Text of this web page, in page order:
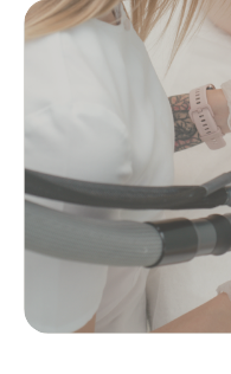
5 ДНЕЙ
до
конца акции
АКЦИЯ! ЛАЗЕРНАЯ
АЛЕКСАНДРИТОВОМ